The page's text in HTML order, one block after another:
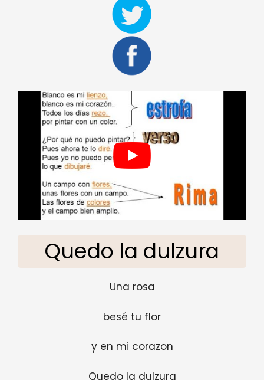
Quedo la dulzura
Una rosa
besé tu flor
y en mi corazon
Quedo la dulzura